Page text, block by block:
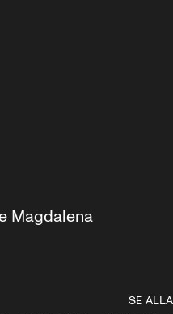
Magdalena
SE ALLA